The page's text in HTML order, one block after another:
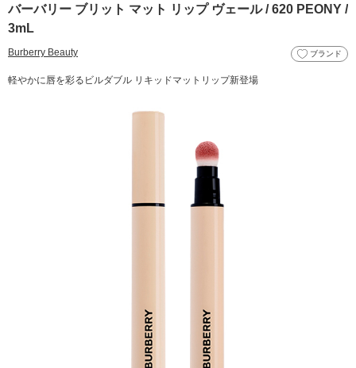
バーバリー ブリット マット リップ ヴェール / 620 PEONY /
3mL
Burberry Beauty ブランド
軽やかに唇を彩るビルダブル リキッドマットリップ新登場